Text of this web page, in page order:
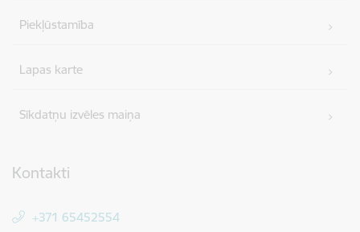
Piekļūstamība
Lapas karte
Sīkdatņu izvēles maiņa
Kontakti
+371 65452554